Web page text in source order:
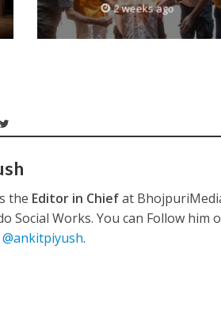
2 weeks ago
the Editor in Chiefat
Social Works. You can Follow him
@ankitpiyush.